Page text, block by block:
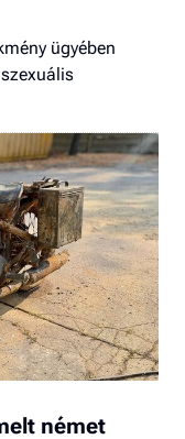
ügyében
német